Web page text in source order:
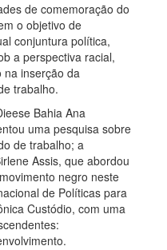
de comemoração do
o objetivo de
conjuntura política,
a perspectiva racial,
na inserção da
trabalho.
Bahia Ana
uma pesquisa sobre
de trabalho; a
Assis, que abordou
negro neste
de Políticas para
Custódio, com uma